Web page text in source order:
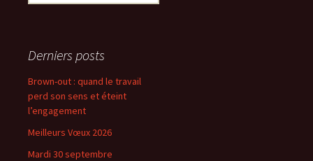
Derniers posts
Brown-out : quand le travail
perd son sens et éteint
l’engagement
Meilleurs Vœux 2026
Mardi 30 septembre